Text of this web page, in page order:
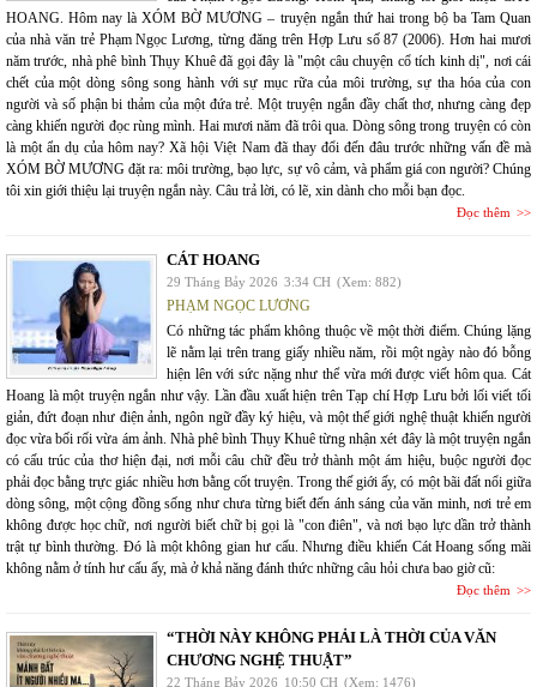
HOANG. Hôm nay là XÓM BỜ MƯƠNG – truyện ngắn thứ hai trong bộ ba Tam Quan
của nhà văn trẻ Phạm Ngọc Lương, từng đăng trên Hợp Lưu số 87 (2006). Hơn hai mươi
năm trước, nhà phê bình Thụy Khuê đã gọi đây là "một câu chuyện cổ tích kinh dị", nơi cái
chết của một dòng sông song hành với sự mục rữa của môi trường, sự tha hóa của con
người và số phận bi thảm của một đứa trẻ. Một truyện ngắn đầy chất thơ, nhưng càng đẹp
càng khiến người đọc rùng mình. Hai mươi năm đã trôi qua. Dòng sông trong truyện có còn
là một ẩn dụ của hôm nay? Xã hội Việt Nam đã thay đổi đến đâu trước những vấn đề mà
XÓM BỜ MƯƠNG đặt ra: môi trường, bạo lực, sự vô cảm, và phẩm giá con người? Chúng
tôi xin giới thiệu lại truyện ngắn này. Câu trả lời, có lẽ, xin dành cho mỗi bạn đọc.
Đọc thêm
CÁT HOANG
29 Tháng Bảy 2026 3:34 CH (Xem: 882)
PHẠM NGỌC LƯƠNG
Có những tác phẩm không thuộc về một thời điểm. Chúng lặng
lẽ nằm lại trên trang giấy nhiều năm, rồi một ngày nào đó bỗng
hiện lên với sức nặng như thể vừa mới được viết hôm qua. Cát
Hoang là một truyện ngắn như vậy. Lần đầu xuất hiện trên Tạp chí Hợp Lưu bởi lối viết tối
giản, đứt đoạn như điện ảnh, ngôn ngữ đầy ký hiệu, và một thế giới nghệ thuật khiến người
đọc vừa bối rối vừa ám ảnh. Nhà phê bình Thụy Khuê từng nhận xét đây là một truyện ngắn
có cấu trúc của thơ hiện đại, nơi mỗi câu chữ đều trở thành một ám hiệu, buộc người đọc
phải đọc bằng trực giác nhiều hơn bằng cốt truyện. Trong thế giới ấy, có một bãi đất nổi giữa
dòng sông, một cộng đồng sống như chưa từng biết đến ánh sáng của văn minh, nơi trẻ em
không được học chữ, nơi người biết chữ bị gọi là "con điên", và nơi bạo lực dần trở thành
trật tự bình thường. Đó là một không gian hư cấu. Nhưng điều khiến Cát Hoang sống mãi
không nằm ở tính hư cấu ấy, mà ở khả năng đánh thức những câu hỏi chưa bao giờ cũ:
Đọc thêm
“THỜI NÀY KHÔNG PHẢI LÀ THỜI CỦA VĂN
CHƯƠNG NGHỆ THUẬT”
22 Tháng Bảy 2026 10:50 CH (Xem: 1476)